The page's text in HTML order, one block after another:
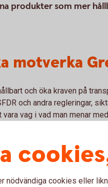
produkter som mer
motverka
och öka kraven på
och andra regleringar,
vag i vad man menar med
nödvändiga cookies eller